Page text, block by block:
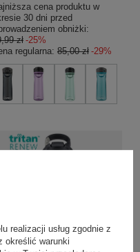
cena produktu w
30 dni przed
obniżki:
zł-25%
regularna: 85,00 zł -29%
realizacji usług zgodnie z
określić warunki